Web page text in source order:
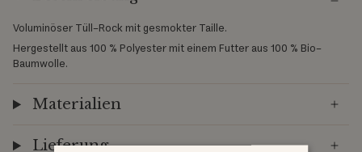
Voluminöser Tüll-Rock mit gesmokter Taille.
Hergestellt aus 100 % Polyester mit einem Futter aus 100 % Bio-
Baumwolle.
Materialien
Lieferung